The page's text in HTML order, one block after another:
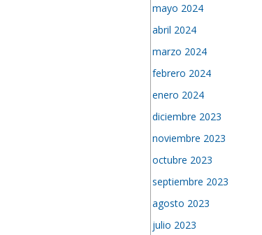
mayo 2024
abril 2024
marzo 2024
febrero 2024
enero 2024
diciembre 2023
noviembre 2023
octubre 2023
septiembre 2023
agosto 2023
julio 2023